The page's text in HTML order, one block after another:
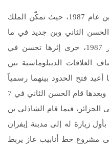
وقامت السعودية بوساطة بين البلدين عام 1987، حيث تمكّن الملك
الثاني وبن جديد في ما
سميت قمة مغنية في 4 مايو/ أيار 1987، جرى إثرها تحسن في
العلاقات الديبلوماسية بين
16 مايو/ أيار 1988، فيما أعيد فتح الحدود بينهما رسمياً
في 5 يونيو/ حزيران من العام نفسه، وبعدها قام الحسن الثاني في 7
زيارة له إلى الجزائر، فيما قام الشاذلي بن
في بداية فبراير/ شباط 1989، بأول زيارة له إلى مدينة إيفران
مشروع خط أنابيب غاز يربط